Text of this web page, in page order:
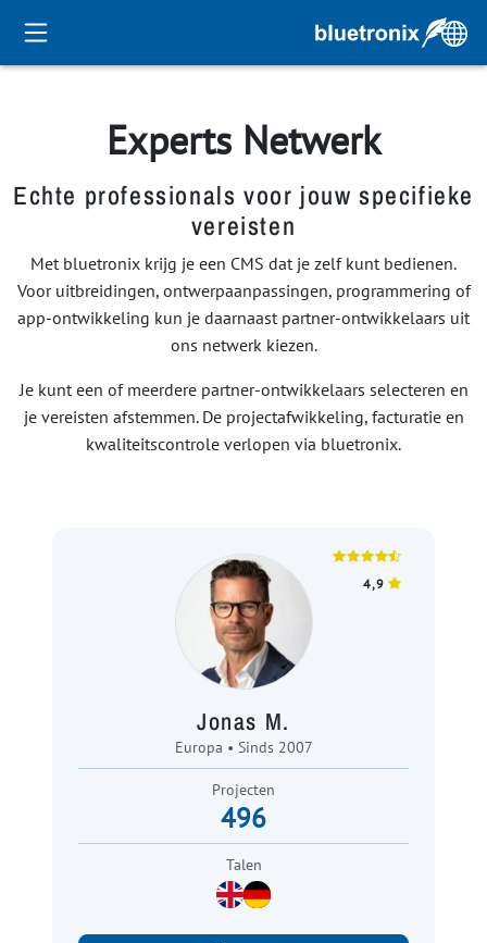
Experts Netwerk
Echte professionals voor jouw specifieke
vereisten
Met bluetronix krijg je een CMS dat je zelf kunt bedienen.
Voor uitbreidingen, ontwerpaanpassingen, programmering of
app-ontwikkeling kun je daarnaast partner-ontwikkelaars uit
ons netwerk kiezen.
Je kunt een of meerdere partner-ontwikkelaars selecteren en
je vereisten afstemmen. De projectafwikkeling, facturatie en
kwaliteitscontrole verlopen via bluetronix.
4,9
Jonas M.
Europa • Sinds 2007
Projecten
496
Talen